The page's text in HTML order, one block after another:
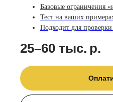
Базовые ограничения
Тест на ваших
Подходит для
25–60 тыс. р.